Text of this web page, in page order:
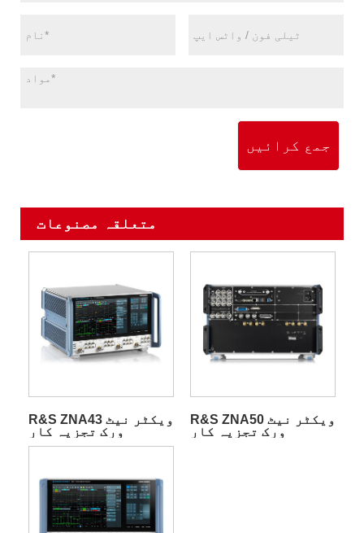
جمع کرائیں
متعلقہ مصنوعات
R&S ZNA43 ویکٹر نیٹ
ورک تجزیہ کار
R&S ZNA50 ویکٹر نیٹ
ورک تجزیہ کار